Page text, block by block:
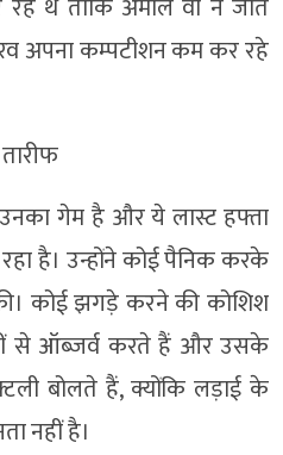
रहे थे ताकि अमाल वो न जीत
अपना कम्पटीशन कम कर रहे
गेम है और ये लास्ट हफ्ता
है। उन्होंने कोई पैनिक करके
कोई झगड़े करने की कोशिश
से ऑब्जर्व करते हैं और उसके
बोलते हैं, क्योंकि लड़ाई के
नहीं है।